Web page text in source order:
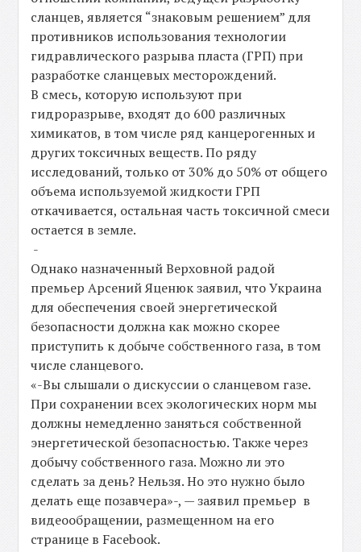
сланцев, является “знаковым решением” для
противников использования технологии
гидравлического разрыва пласта (ГРП) при
разработке сланцевых месторождений.
В смесь, которую используют при
гидроразрыве, входят до 600 различных
химикатов, в том числе ряд канцерогенных и
других токсичных веществ. По ряду
исследований, только от 30% до 50% от общего
объема используемой жидкости ГРП
откачивается, остальная часть токсичной смеси
остается в земле.
-
Однако назначенный Верховной радой
премьер Арсений Яценюк заявил, что Украина
для обеспечения своей энергетической
безопасности должна как можно скорее
приступить к добыче собственного газа, в том
числе сланцевого.
«-Вы слышали о дискуссии о сланцевом газе.
При сохранении всех экологических норм мы
должны немедленно заняться собственной
энергетической безопасностью. Также через
добычу собственного газа. Можно ли это
сделать за день? Нельзя. Но это нужно было
делать еще позавчера»-, — заявил премьер в
видеообращении, размещенном на его
странице в Facebook.